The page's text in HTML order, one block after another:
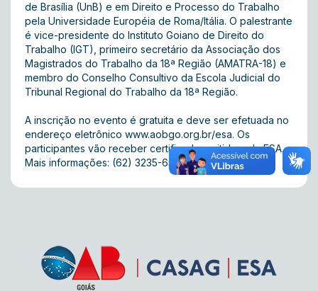
de Brasília (UnB) e em Direito e Processo do Trabalho
pela Universidade Européia de Roma/Itália. O palestrante
é vice-presidente do Instituto Goiano de Direito do
Trabalho (IGT), primeiro secretário da Associação dos
Magistrados do Trabalho da 18ª Região (AMATRA-18) e
membro do Conselho Consultivo da Escola Judicial do
Tribunal Regional do Trabalho da 18ª Região.
A inscrição no evento é gratuita e deve ser efetuada no
endereço eletrônico www.aobgo.org.br/esa. Os
participantes vão receber certificado emitido pela ESA.
Mais informações: (62) 3235-6520.